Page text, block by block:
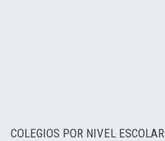
COLEGIOS POR NIVEL ESCOLAR